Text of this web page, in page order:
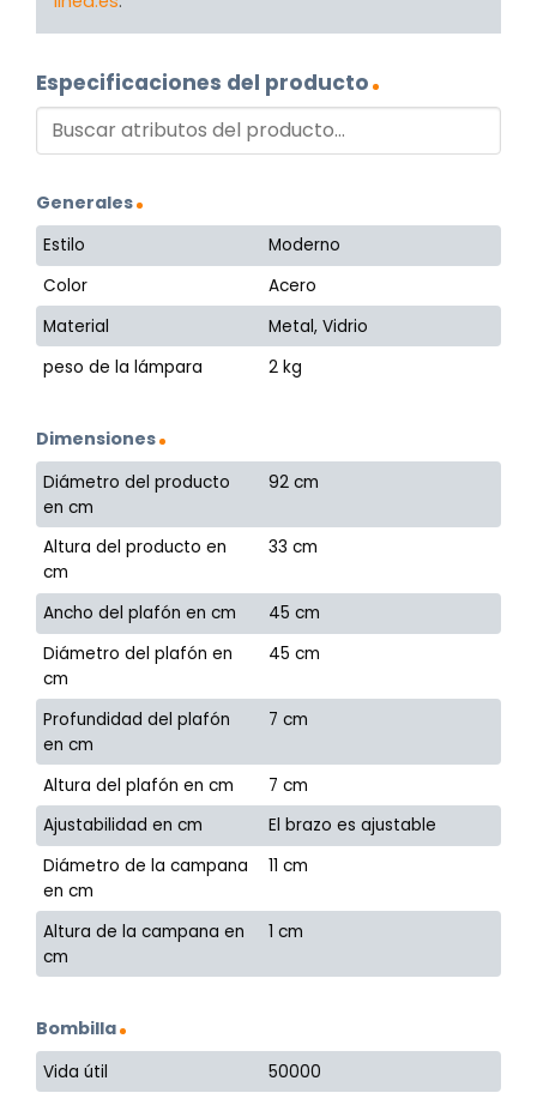
Especificaciones del producto
Generales
Estilo
Moderno
Color
Acero
Material
Metal, Vidrio
peso de la lámpara
2 kg
Dimensiones
Diámetro del producto
en cm
92 cm
Altura del producto en
cm
33 cm
Ancho del plafón en cm
45 cm
Diámetro del plafón en
cm
45 cm
Profundidad del plafón
en cm
7 cm
Altura del plafón en cm
7 cm
Ajustabilidad en cm
El brazo es ajustable
Diámetro de la campana
en cm
11 cm
Altura de la campana en
cm
1 cm
Bombilla
Vida útil
50000